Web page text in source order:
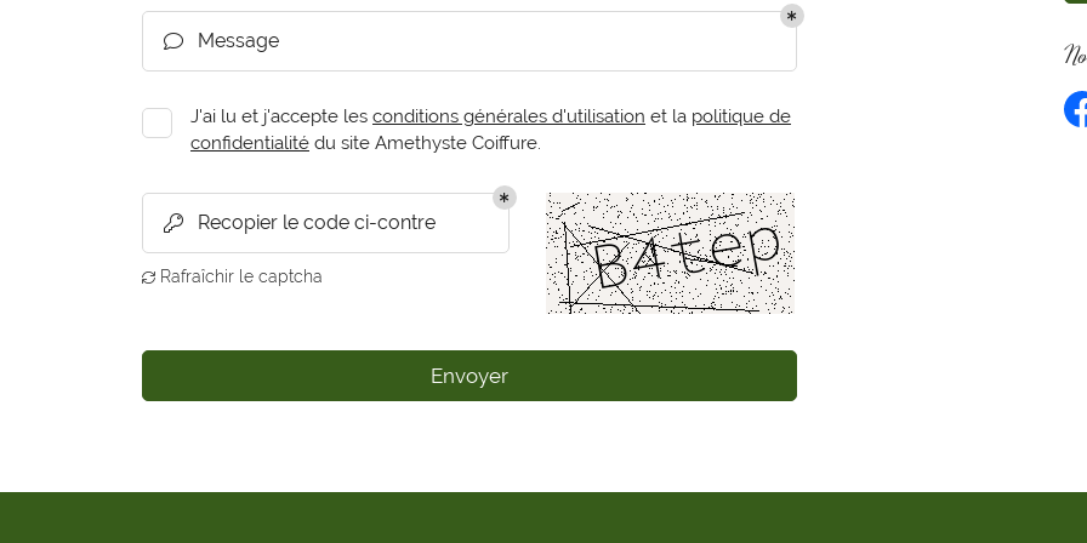
 Message
J'ai lu et j'accepte les conditions générales d'utilisation et la politique de
confidentialité du site Amethyste Coiffure
 Recopier le code ci-contre
 Rafraîchir le captcha
Envoyer